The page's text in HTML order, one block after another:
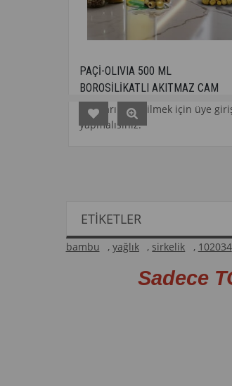
PAÇİ-OLIVIA 500 ML
BOROSİLİKATLI AKITMAZ CAM
Fiyatları görebilmek için üye girişi
yapmalısınız.
ETIKETLER
bambu , yağlık , sirkelik , 102034
Sadece